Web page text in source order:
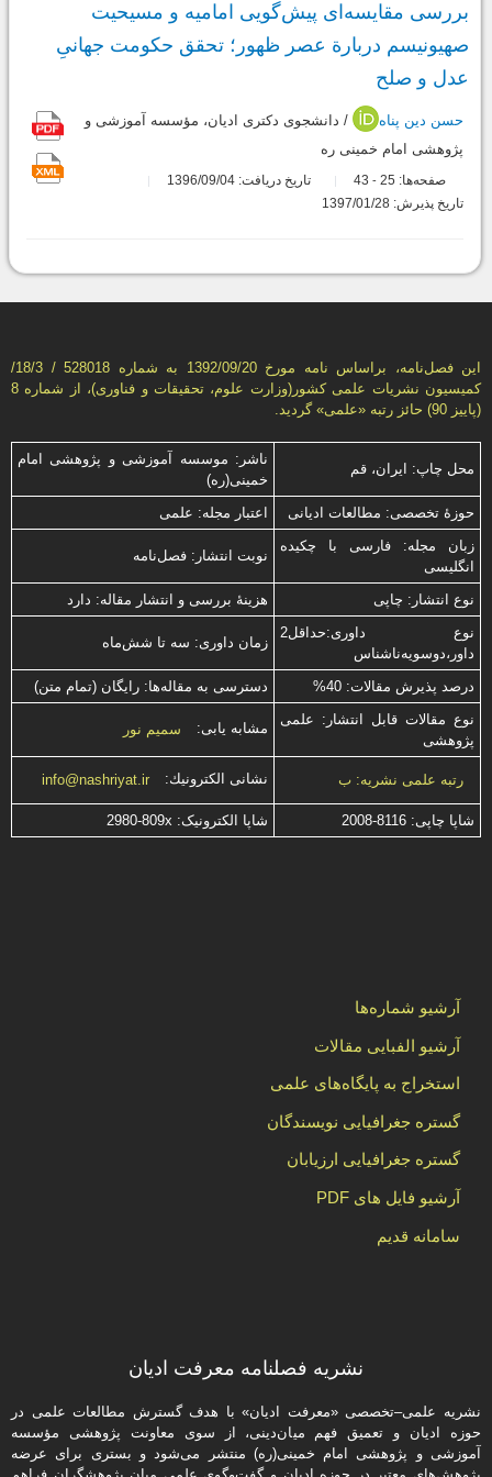
بررسی مقایسه‌ای پیش‌گویی امامیه و مسیحیت
صهیونیسم دربارة عصر ظهور؛ تحقق حکومت جهانیِ
عدل و صلح
حسن دین پناه
/ دانشجوی دکتری ادیان، مؤسسه آموزشی و
پژوهشی امام خمینی ره
صفحه‌ها: 25
-
تاریخ دریافت: 1396/09/04
تاریخ پذیرش: 1397/01/28
این فصل‌نامه، براساس نامه مورخ 1392/09/20 به شماره 528018 / 18/3/
كمیسیون نشریات علمی كشور(وزارت علوم، تحقیقات و فناوری)، از شماره 8
(پاییز 90) حائز رتبه «علمی» گردید.
محل چاپ: ایران، قم
ناشر: موسسه آموزشی و پژوهشی امام
خمینی(ره)
حوزۀ تخصصی: مطالعات ادیانی
اعتبار مجله: علمی
زبان مجله: فارسی با چكیده
انگلیسی
نوبت انتشار: فصل‌نامه
نوع انتشار: چاپی
هزینۀ بررسی و انتشار مقاله: دارد
نوع داوری:حداقل2
داور،دوسویه‌ناشناس
زمان داوری: سه تا شش‌ماه
درصد پذیرش مقالات: 40%
دسترسی به مقاله‌ها: رایگان (تمام متن)
نوع مقالات قابل انتشار: علمی
پژوهشی
مشابه یابی: سمیم نور
رتبه علمی نشریه: ب نشانی الكترونیك: info@nashriyat.ir
شاپا چاپی: 2008-8116 شاپا الکترونیک: 2980-809x
آرشیو شماره‌ها
آرشیو الفبایی مقالات
استخراج به پایگاه‌های علمی
گستره جغرافیایی نویسندگان
گستره جغرافیایی ارزیابان
آرشیو فایل های PDF
سامانه قدیم
نشریه فصلنامه معرفت ادیان
نشریه علمی–تخصصی «معرفت ادیان» با هدف گسترش مطالعات علمی در
حوزه ادیان و تعمیق فهم میان‌دینی، از سوی معاونت پژوهشی مؤسسه
آموزشی و پژوهشی امام خمینی(ره) منتشر می‌شود و بستری برای عرضه